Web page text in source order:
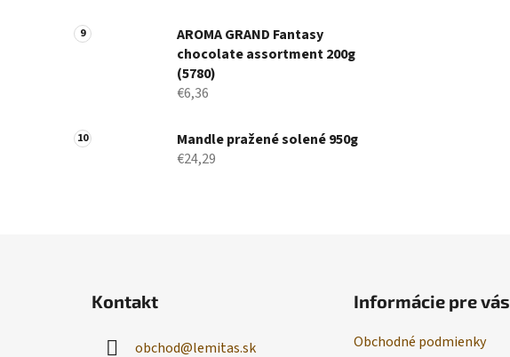
AROMA GRAND Fantasy
chocolate assortment 200g
(5780)
€6,36
Mandle pražené solené 950g
€24,29
Kontakt
obchod@lemitas.sk
Informácie pre vás
Obchodné podmienky